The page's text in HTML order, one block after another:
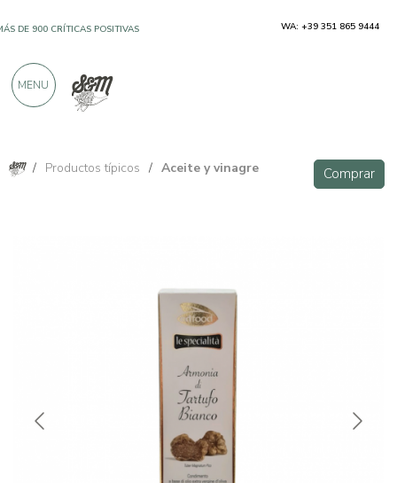
/ Productos típicos / Aceite y vinagre Comprar
DE 900 CRÍTICAS POSITIVAS WA: +39 351 865 9444
MENU